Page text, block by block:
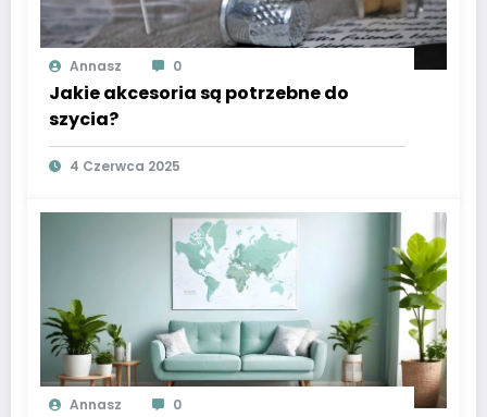
Annasz 0
Jakie akcesoria są potrzebne do
szycia?
4 Czerwca 2025
Annasz 0